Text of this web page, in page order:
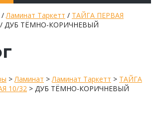
/Ламинат Таркетт / ТАЙГА ПЕРВАЯ
/ ДУБ ТЁМНО-КОРИЧНЕВЫЙ
>Ламинат >Ламинат Таркетт > ТАЙГА
10/32 > ДУБ ТЁМНО-КОРИЧНЕВЫЙ